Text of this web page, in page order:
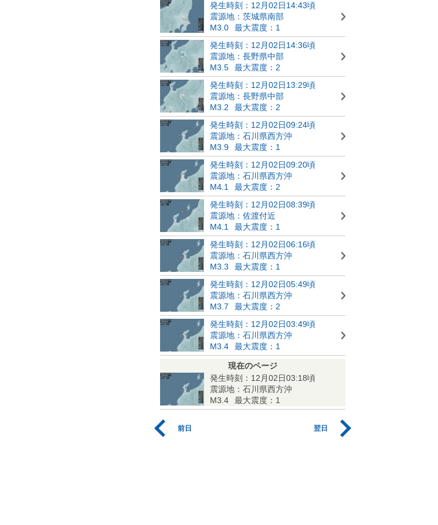
発生時刻：12月02日14:43頃
震源地：茨城県南部
M3.0
最大震度：1
発生時刻：12月02日14:36頃
震源地：長野県中部
M3.5
最大震度：2
発生時刻：12月02日13:29頃
震源地：長野県中部
M3.2
最大震度：2
発生時刻：12月02日09:24頃
震源地：石川県西方沖
M3.9
最大震度：1
発生時刻：12月02日09:20頃
震源地：石川県西方沖
M4.1
最大震度：2
発生時刻：12月02日08:39頃
震源地：佐渡付近
M4.1
最大震度：1
発生時刻：12月02日06:16頃
震源地：石川県西方沖
M3.3
最大震度：1
発生時刻：12月02日05:49頃
震源地：石川県西方沖
M3.7
最大震度：2
発生時刻：12月02日03:49頃
震源地：石川県西方沖
M3.4
最大震度：1
現在のページ
発生時刻：12月02日03:18頃
震源地：石川県西方沖
M3.4
最大震度：1
前日 翌日